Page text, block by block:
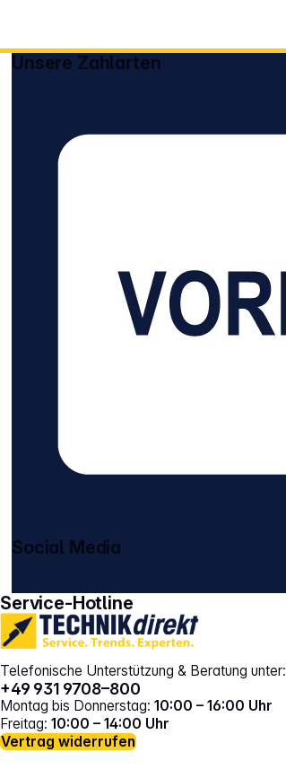
Service-Hotline
Telefonische Unterstützung & Beratung unter:
+49 931 9708–800
Montag bis Donnerstag: 10:00 – 16:00 Uhr
Freitag: 10:00 – 14:00 Uhr
Vertrag widerrufen
Unsere Zahlarten
Social Media